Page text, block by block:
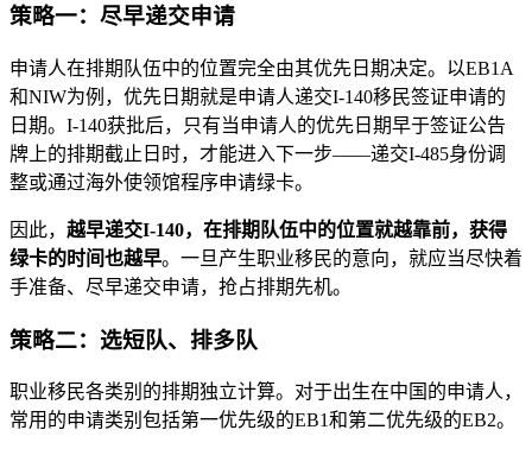
策略一：尽早递交申请
申请人在排期队伍中的位置完全由其优先日期决定。以EB1A
和NIW为例，优先日期就是申请人递交I-140移民签证申请的
日期。I-140获批后，只有当申请人的优先日期早于签证公告
牌上的排期截止日时，才能进入下一步——递交I-485身份调
整或通过海外使领馆程序申请绿卡。
因此， 越早递交I-140，在排期队伍中的位置就越靠前，获得
绿卡的时间也越早。一旦产生职业移民的意向，就应当尽快着
手准备、尽早递交申请，抢占排期先机。
策略二：选短队、排多队
职业移民各类别的排期独立计算。对于出生在中国的申请人，
常用的申请类别包括第一优先级的EB1和第二优先级的EB2。